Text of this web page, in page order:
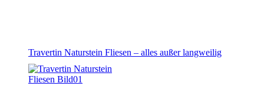
Travertin Naturstein Fliesen – alles außer langweilig